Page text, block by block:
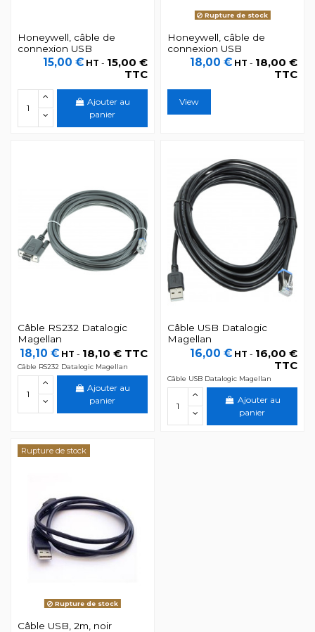
Honeywell, câble de
connexion USB
15,00 € HT - 15,00 €
TTC
Ajouter au
panier
Rupture de stock
Honeywell, câble de
connexion USB
18,00 € HT - 18,00 €
TTC
View
Câble RS232 Datalogic
Magellan
18,10 € HT - 18,10 € TTC
Câble RS232 Datalogic Magellan
Ajouter au
panier
Câble USB Datalogic
Magellan
16,00 € HT - 16,00 €
TTC
Câble USB Datalogic Magellan
Ajouter au
panier
Rupture de stock
Rupture de stock
Câble USB, 2m, noir